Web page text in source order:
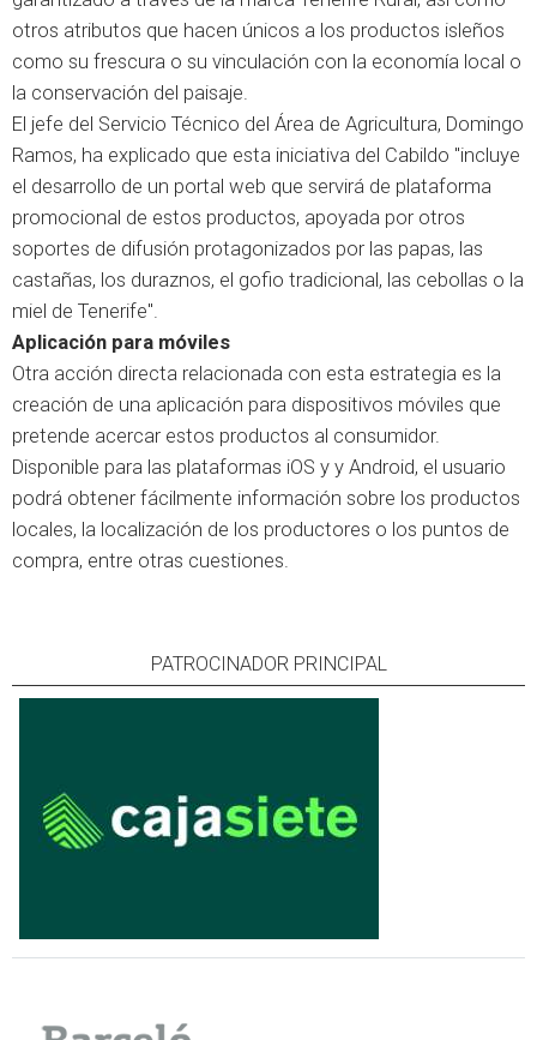
otros atributos que hacen únicos a los productos isleños
como su frescura o su vinculación con la economía local o
la conservación del paisaje.
El jefe del Servicio Técnico del Área de Agricultura, Domingo
Ramos, ha explicado que esta iniciativa del Cabildo "incluye
el desarrollo de un portal web que servirá de plataforma
promocional de estos productos, apoyada por otros
soportes de difusión protagonizados por las papas, las
castañas, los duraznos, el gofio tradicional, las cebollas o la
miel de Tenerife".
Aplicación para móviles
Otra acción directa relacionada con esta estrategia es la
creación de una aplicación para dispositivos móviles que
pretende acercar estos productos al consumidor.
Disponible para las plataformas iOS y y Android, el usuario
podrá obtener fácilmente información sobre los productos
locales, la localización de los productores o los puntos de
compra, entre otras cuestiones.
PATROCINADOR PRINCIPAL